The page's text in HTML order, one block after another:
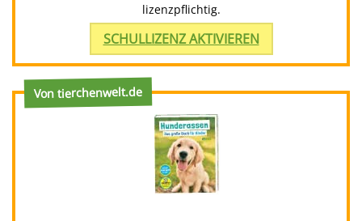
lizenzpflichtig.
SCHULLIZENZ AKTIVIEREN
Von tierchenwelt.de